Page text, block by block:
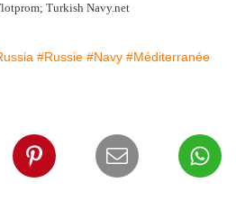
Turkish Navy.net
#Russie #Navy #Méditerranée